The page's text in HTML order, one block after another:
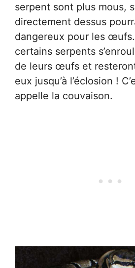
serpent sont plus mous,
directement dessus
dangereux pour les
certains serpents
de leurs œufs et
eux jusqu’à l’éclosion !
appelle la couvaison.